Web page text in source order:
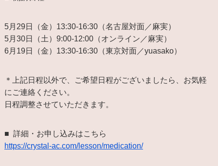
5月29日（金）13:30-16:30（名古屋対面／麻実）
5月30日（土）9:00-12:00（オンライン／麻実）
6月19日（金）13:30-16:30（東京対面／yuasako）
＊上記日程以外で、ご希望日程がございましたら、お気軽
にご連絡ください。
日程調整させていただきます。
■ 詳細・お申し込みはこちら
https://crystal-ac.com/lesson/medication/